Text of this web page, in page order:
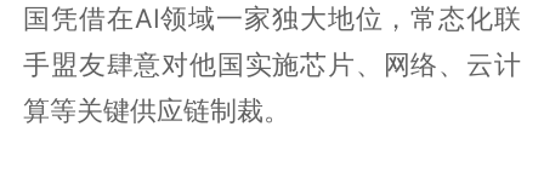
国凭借在AI领域一家独大地位，常态化联
手盟友肆意对他国实施芯片、网络、云计
算等关键供应链制裁。